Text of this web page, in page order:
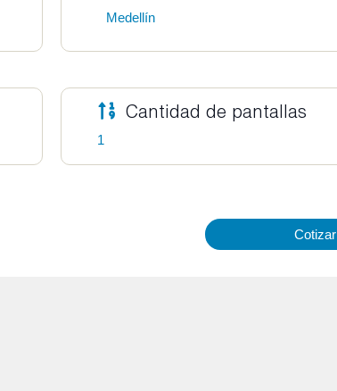
Medellín
Cantidad de pantallas
1
Cotizar